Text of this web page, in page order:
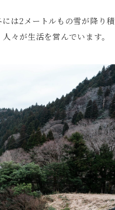
は2メートルもの雪が降り積
々が生活を営んでいます。